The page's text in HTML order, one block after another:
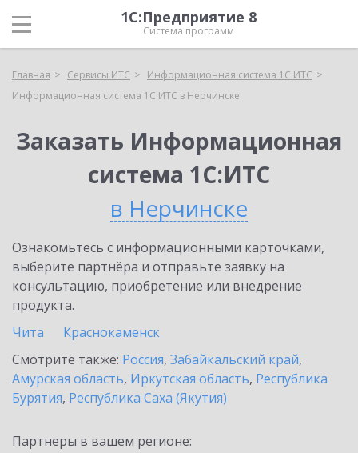
1С:Предприятие 8
Система программ
Главная Сервисы ИТС
Информационная система 1С:ИТС
Информационная система 1С:ИТС в Нерчинске
Заказать Информационная
система 1С:ИТС
в Нерчинске
Ознакомьтесь с информационными карточками,
выберите партнёра и отправьте заявку на
консультацию, приобретение или внедрение
продукта.
Чита
Краснокаменск
Смотрите также: Россия, Забайкальский край,
Амурская область, Иркутская область, Республика
Бурятия, Республика Саха (Якутия)
Партнеры в вашем регионе: